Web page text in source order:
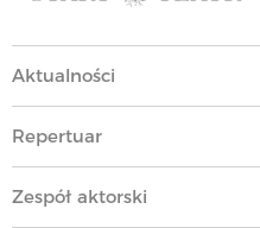
Aktualności
Repertuar
Zespół aktorski